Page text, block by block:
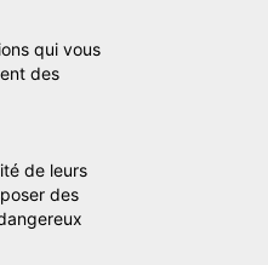
qui vous
des
de leurs
des